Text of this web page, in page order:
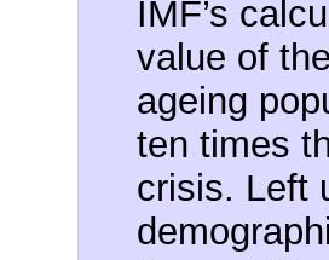
crisis. Left
the
big rich
200% of
article “